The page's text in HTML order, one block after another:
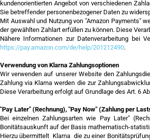
kundenorientierten Angebot von verschiedenen
Sie betreffender personenbezogener Daten zu
Mit Auswahl und Nutzung von "Amazon Payments"
der gewählten Zahlart erfüllen zu können. Diese
Nähere Informationen zur Datenverarbeitung bei
https://pay.amazon.com/de/help/201212490.
Verwendung von Klarna Zahlungsoptionen
Wir verwenden auf unserer Website den
Zahlung via Klarna werden die zur
Diese Verarbeitung erfolgt auf Grundlage des Art. 6
"Pay Later" (Rechnung), "Pay Now" (Zahlung per
Bei einzelnen Zahlungsarten wie Pay Later"
Bonitätsauskunft auf der Basis mathematisch-
Hierzu übermittelt Klarna die zu einer